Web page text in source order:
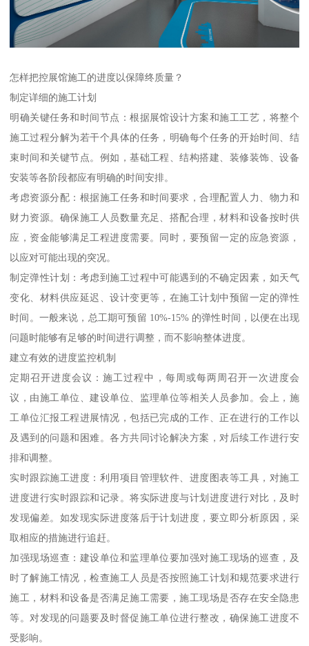
怎样把控展馆施工的进度以保障终质量？
制定详细的施工计划
明确关键任务和时间节点：根据展馆设计方案和施工工艺，将整个
施工过程分解为若干个具体的任务，明确每个任务的开始时间、结
束时间和关键节点。例如，基础工程、结构搭建、装修装饰、设备
安装等各阶段都应有明确的时间安排。
考虑资源分配：根据施工任务和时间要求，合理配置人力、物力和
财力资源。确保施工人员数量充足、搭配合理，材料和设备按时供
应，资金能够满足工程进度需要。同时，要预留一定的应急资源，
以应对可能出现的突况。
制定弹性计划：考虑到施工过程中可能遇到的不确定因素，如天气
变化、材料供应延迟、设计变更等，在施工计划中预留一定的弹性
时间。一般来说，总工期可预留 10%-15% 的弹性时间，以便在出现
问题时能够有足够的时间进行调整，而不影响整体进度。
建立有效的进度监控机制
定期召开进度会议：施工过程中，每周或每两周召开一次进度会
议，由施工单位、建设单位、监理单位等相关人员参加。会上，施
工单位汇报工程进展情况，包括已完成的工作、正在进行的工作以
及遇到的问题和困难。各方共同讨论解决方案，对后续工作进行安
排和调整。
实时跟踪施工进度：利用项目管理软件、进度图表等工具，对施工
进度进行实时跟踪和记录。将实际进度与计划进度进行对比，及时
发现偏差。如发现实际进度落后于计划进度，要立即分析原因，采
取相应的措施进行追赶。
加强现场巡查：建设单位和监理单位要加强对施工现场的巡查，及
时了解施工情况，检查施工人员是否按照施工计划和规范要求进行
施工，材料和设备是否满足施工需要，施工现场是否存在安全隐患
等。对发现的问题要及时督促施工单位进行整改，确保施工进度不
受影响。